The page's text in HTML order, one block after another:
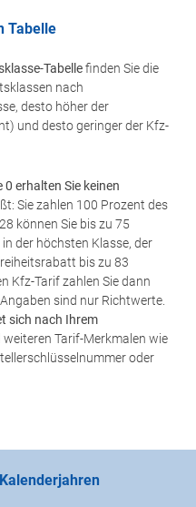
Tabelle
Tabellefinden Sie die
nach
desto höher der
und desto geringer der Kfz-
0 erhalten Sie keinen
Sie zahlen 100 Prozent des
können Sie bis zu 75
der höchsten Klasse, der
bis zu 83
Kfz-Tarif zahlen Sie dann
sind nur Richtwerte.
sich nach Ihrem
Tarif-Merkmalen wie
oder